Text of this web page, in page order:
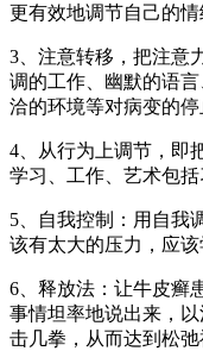
更有效地调节自己的情
3、注意转移，把注意
调的工作、幽默的语
洽的环境等对病变的停
4、从行为上调节，即
学习、工作、艺术包括
5、自我控制：用自我
该有太大的压力，应该
6、释放法：让牛皮癣
事情坦率地说出来，
击几拳，从而达到松